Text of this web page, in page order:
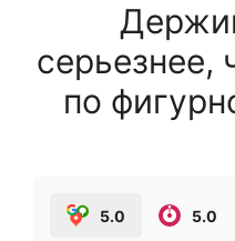
по
5.0 5.0